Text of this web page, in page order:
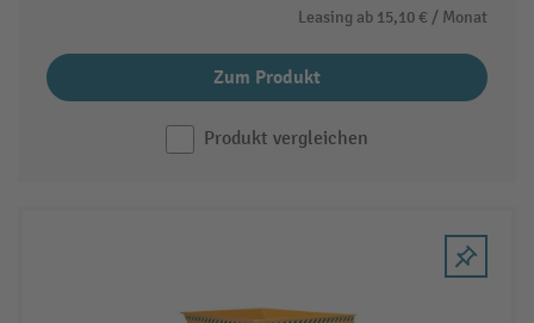
Leasing ab 15,10 € / Monat
Zum Produkt
Produkt vergleichen